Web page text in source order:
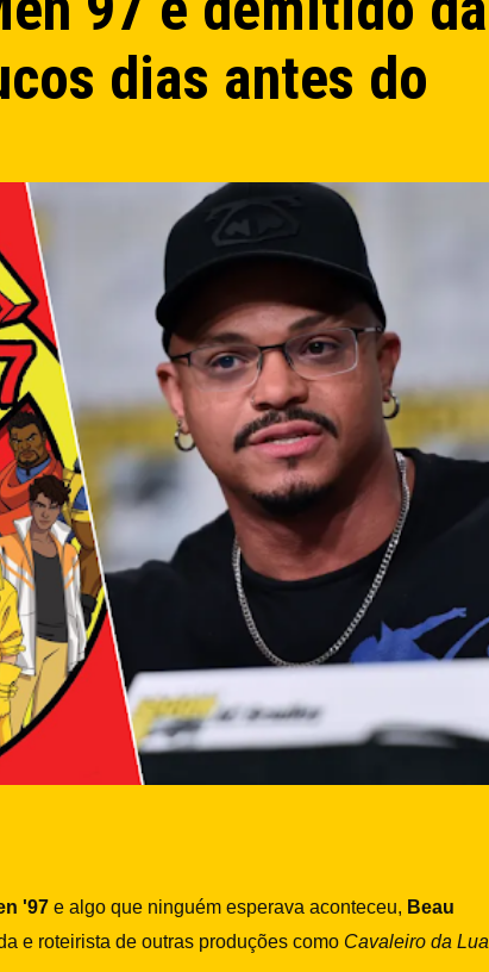
dias antes do
'97 e algo que ninguém esperava aconteceu, Beau
e roteirista de outras produções como Cavaleiro da Lua